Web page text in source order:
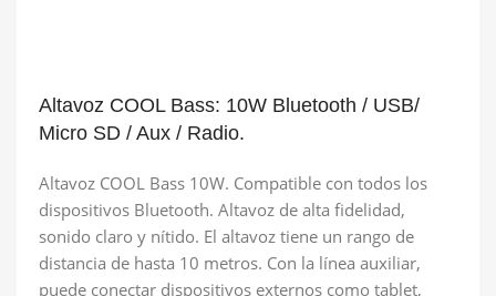
Altavoz COOL Bass: 10W Bluetooth / USB/
Micro SD / Aux / Radio.
Altavoz COOL Bass 10W. Compatible con todos los
dispositivos Bluetooth. Altavoz de alta fidelidad,
sonido claro y nítido. El altavoz tiene un rango de
distancia de hasta 10 metros. Con la línea auxiliar,
puede conectar dispositivos externos como tablet,